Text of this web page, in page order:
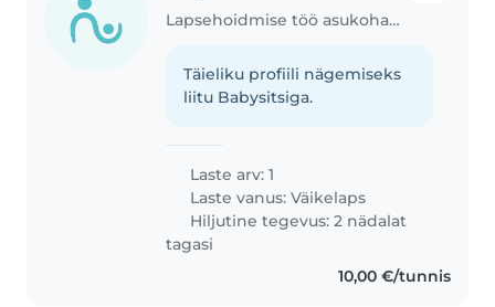
Lapsehoidmise töö asukohas Tallinn
Täieliku profiili nägemiseks
liitu Babysitsiga.
Laste arv: 1
Laste vanus:Väikelaps
Hiljutine tegevus: 2 nädalat
tagasi
10,00 €/tunnis